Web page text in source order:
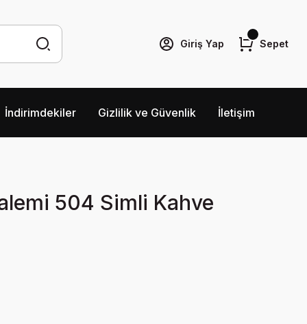
Giriş Yap Sepet
İndirimdekiler Gizlilik ve Güvenlik İletişim
504 Simli Kahve